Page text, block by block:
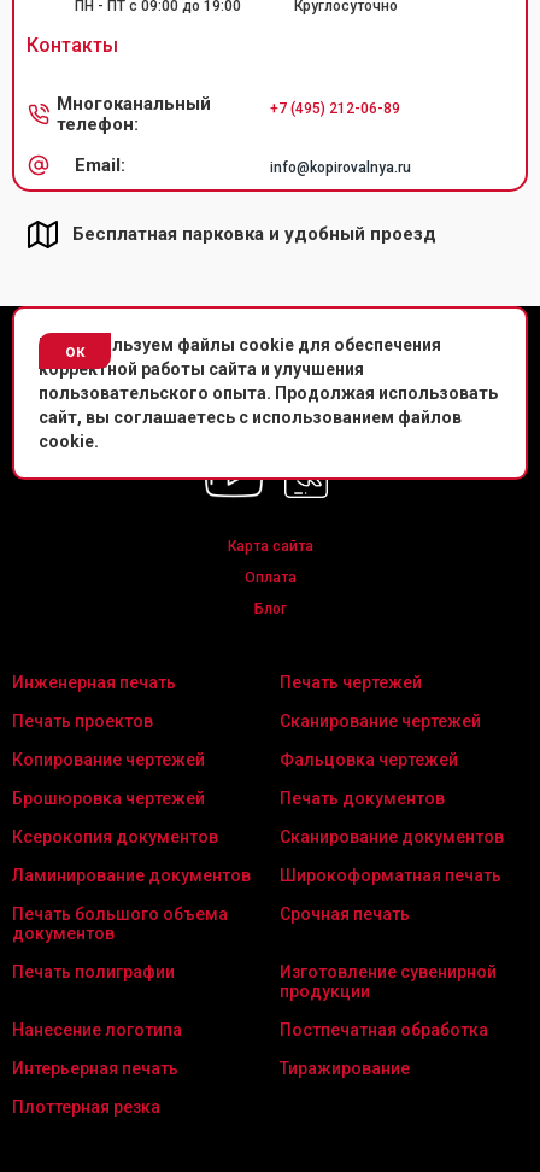
ПН - ПТ с 09:00 до 19:00 Круглосуточно
Контакты
Многоканальный
телефон:
+7 (495) 212-06-89
Email: info@kopirovalnya.ru
Бесплатная парковка и удобный проезд
ок
Мы используем файлы cookie для обеспечения
корректной работы сайта и улучшения
пользовательского опыта. Продолжая использовать
сайт, вы соглашаетесь с использованием файлов
cookie.
© Копировальный центр «Копировальня» 2013-
Политика конфиденциальности
Мы в соц. сетях
Карта сайта
Оплата
Блог
Инженерная печать
Печать чертежей
Печать проектов
Сканирование чертежей
Копирование чертежей
Фальцовка чертежей
Брошюровка чертежей
Печать документов
Ксерокопия документов
Сканирование документов
Ламинирование документов
Широкоформатная печать
Печать большого объема
документов
Срочная печать
Печать полиграфии
Изготовление сувенирной
продукции
Нанесение логотипа
Постпечатная обработка
Интерьерная печать
Тиражирование
Плоттерная резка